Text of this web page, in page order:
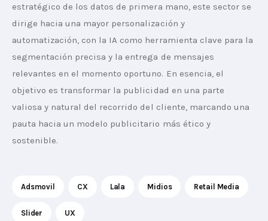
estratégico de los datos de primera mano, este sector se
dirige hacia una mayor personalización y
automatización, con la IA como herramienta clave para la
segmentación precisa y la entrega de mensajes
relevantes en el momento oportuno. En esencia, el
objetivo es transformar la publicidad en una parte
valiosa y natural del recorrido del cliente, marcando una
pauta hacia un modelo publicitario más ético y
sostenible.
Adsmovil CX Lala Midios Retail Media
Slider UX